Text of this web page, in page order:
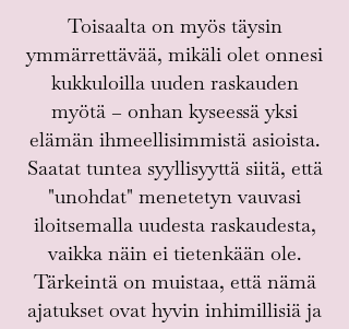
Toisaalta on myös täysin
ymmärrettävää, mikäli olet onnesi
kukkuloilla uuden raskauden
myötä – onhan kyseessä yksi
elämän ihmeellisimmistä asioista.
Saatat tuntea syyllisyyttä siitä, että
"unohdat" menetetyn vauvasi
iloitsemalla uudesta raskaudesta,
vaikka näin ei tietenkään ole.
Tärkeintä on muistaa, että nämä
ajatukset ovat hyvin inhimillisiä ja